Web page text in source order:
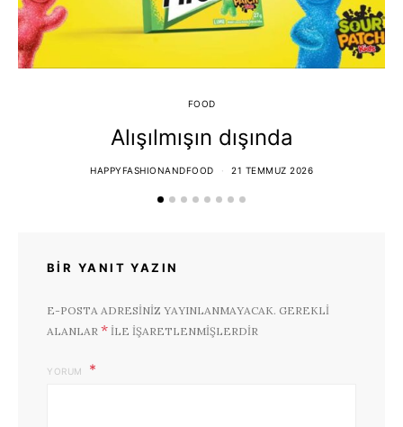
FOOD
Alışılmışın dışında
HAPPYFASHIONANDFOOD 21 TEMMUZ 2026
BIR YANIT YAZIN
E-POSTA ADRESINIZ YAYINLANMAYACAK. GEREKLI
ALANLAR * ILE IŞARETLENMIŞLERDIR
YORUM